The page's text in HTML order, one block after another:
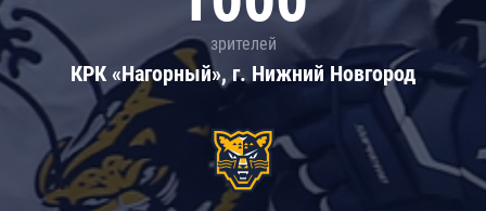
зрителей
КРК «Нагорный», г. Нижний Новгород